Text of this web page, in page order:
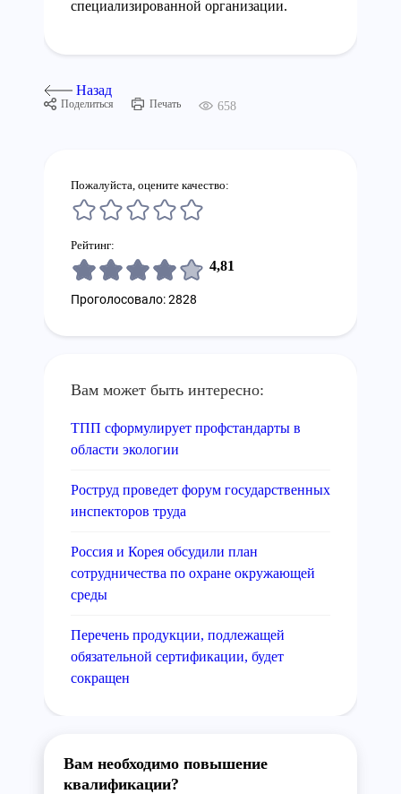
специализированной организации.
Назад
Поделиться Печать 658
Пожалуйста, оцените качество:
Рейтинг:
4,81
Проголосовало: 2828
Вам может быть интересно:
ТПП сформулирует профстандарты в
области экологии
Роструд проведет форум государственных
инспекторов труда
Россия и Корея обсудили план
сотрудничества по охране окружающей
среды
Перечень продукции, подлежащей
обязательной сертификации, будет
сокращен
Вам необходимо повышение
квалификации?